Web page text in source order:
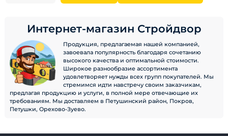
Интернет-магазин Стройдвор
Продукция, предлагаемая нашей компанией,
завоевала популярность благодаря сочетанию
высокого качества и оптимальной стоимости.
Широкое разнообразие ассортимента
удовлетворяет нужды всех групп покупателей. Мы
стремимся идти навстречу своим заказчикам,
предлагая продукцию и услуги, в полной мере отвечающие их
требованиям. Мы доставляем в Петушинский район, Покров,
Петушки, Орехово-Зуево.